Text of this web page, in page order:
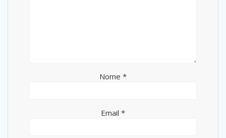
Nome *
Email *